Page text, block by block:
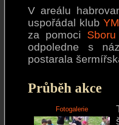
V areálu
uspořádal klub
za pomoci
odpoledne s
postarala
Průběh akce
Fotogalerie